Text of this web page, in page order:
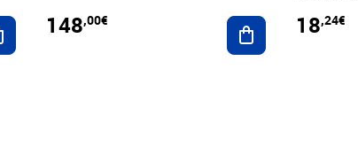
Ajouter au panier
148,00€ Ajouter au panier
18,24€